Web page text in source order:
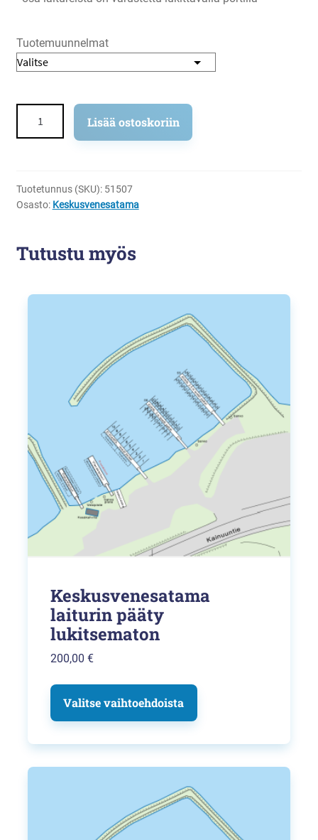
Tuotemuunnelmat
Keskusvenesatama
Lisää ostoskoriin
Tuotetunnus (SKU): 51507
Osasto: Keskusvenesatama
Tutustu myös
Keskusvenesatama
laiturin pääty
lukitsematon
200,00 €
Valitse vaihtoehdoista
Tällä
muunnelma.
tuotteen
sivulla.
Tällä